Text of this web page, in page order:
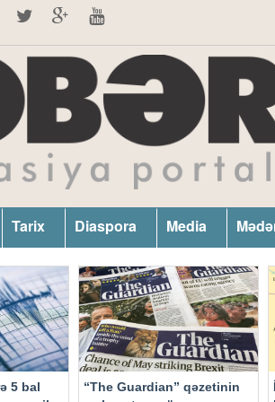
Tarix Diaspora Media
5 bal
“The Guardian” qəzetinin